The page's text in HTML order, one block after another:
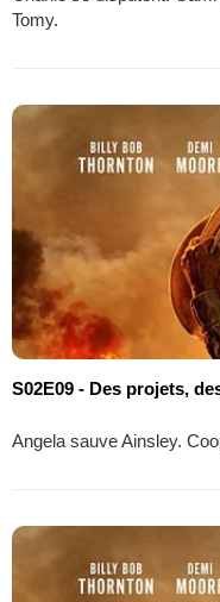
Tomy.
S02E09 - Des projets,
Angela sauve Ainsley.